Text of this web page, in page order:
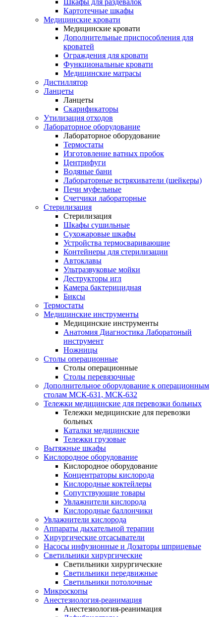
Шкафы для раздевалок
Картотечные шкафы
Медицинские кровати
Медицинские кровати
Дополнительные приспособления для
кроватей
Ограждения для кровати
Функциональные кровати
Медицинские матрасы
Дистиллятор
Ланцеты
Ланцеты
Скарификаторы
Утилизация отходов
Лабораторное оборудование
Лабораторное оборудование
Термостаты
Изготовление ватных пробок
Центрифуги
Водяные бани
Лабораторные встряхиватели (шейкеры)
Печи муфельные
Счетчики лабораторные
Стерилизация
Стерилизация
Шкафы сушильные
Сухожаровые шкафы
Устройства термосваривающие
Контейнеры для стерилизации
Автоклавы
Ультразвуковые мойки
Деструкторы игл
Камера бактерицидная
Биксы
Термостаты
Медицинские инструменты
Медицинские инструменты
Анатомия Диагностика Лаборатоный
инструмент
Ножницы
Столы операционные
Столы операционные
Столы перевязочные
Дополнительное оборудование к операционным
столам МСК-631, МСК-632
Тележки медицинские для перевозки больных
Тележки медицинские для перевозки
больных
Каталки медицинские
Тележки грузовые
Вытяжные шкафы
Кислородное оборудование
Кислородное оборудование
Концентраторы кислорода
Кислородные коктейлеры
Сопутствующие товары
Увлажнители кислорода
Кислородные баллончики
Увлажнители кислорода
Аппараты дыхательной терапии
Хирургические отсасыватели
Насосы инфузионные и Дозаторы шприцевые
Светильники хирургические
Светильники хирургические
Светильники передвижные
Светильники потолочные
Микроскопы
Анестезиология-реанимация
Анестезиология-реанимация